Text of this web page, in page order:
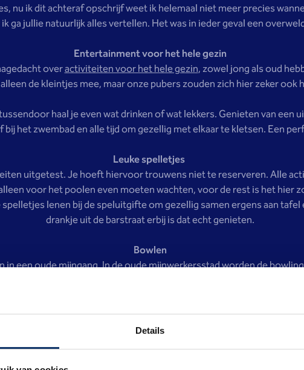
Details
nu ik dit achteraf opschrijf weet ik helemaal niet meer precies
ik ga jullie natuurlijk alles vertellen. Het was in ieder geval een
Entertainment voor het hele gezin
overactiviteiten voor het hele gezin, zowel jong als oud
de kleintjes mee, maar onze pubers zouden zich hier zeker ook
haal je even wat drinken of wat lekkers. Genieten van een
het zwembad en alle tijd om gezellig met elkaar te kletsen. Een
Leuke spelletjes
uitgetest. Je hoeft hiervoor trouwens niet te reserveren. Alle
voor het poolen even moeten wachten, voor de rest is het hier
lenen bij de speluitgifte om gezellig samen ergens aan
drankje uit de barstraat erbij is dat echt genieten.
Bowlen
in een oude mijngang. In de oude mijnwerkersstad worden de
kinderen ook een handig ballenrekje. Zodat het spel ook voor de
dit spel en sta steeds vol verwondering te kijken hoe die kinderen
Midgetgolf
groene midgetgolfbaan: ‘onmeunig gezellig’ met al die schapen,